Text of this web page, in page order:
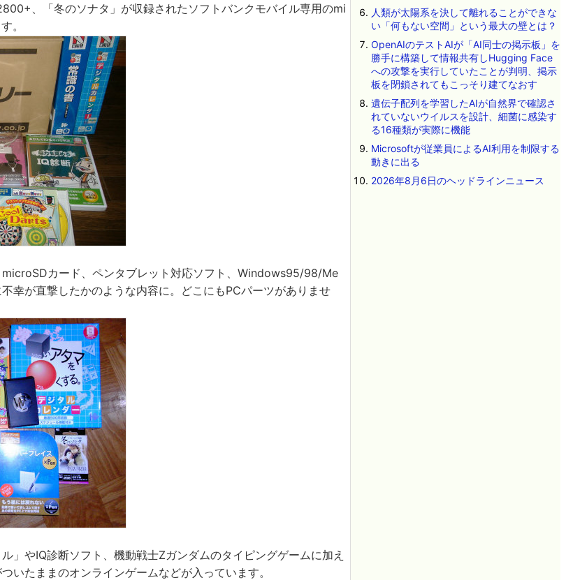
、「冬のソナタ」が収録されたソフトバンクモバイル専用のmi
。
microSDカード、ペンタブレット対応ソフト、Windows95/98/Me
幸が直撃したかのような内容に。どこにもPCパーツがありませ
」やIQ診断ソフト、機動戦士Zガンダムのタイピングゲームに加え
いたままのオンラインゲームなどが入っています。
人類が太陽系を決して離れることができな
い「何もない空間」という最大の壁とは？
OpenAIのテストAIが「AI同士の掲示板」を
勝手に構築して情報共有しHugging Face
への攻撃を実行していたことが判明、掲示
板を閉鎖されてもこっそり建てなおす
遺伝子配列を学習したAIが自然界で確認さ
れていないウイルスを設計、細菌に感染す
る16種類が実際に機能
Microsoftが従業員によるAI利用を制限する
動きに出る
2026年8月6日のヘッドラインニュース